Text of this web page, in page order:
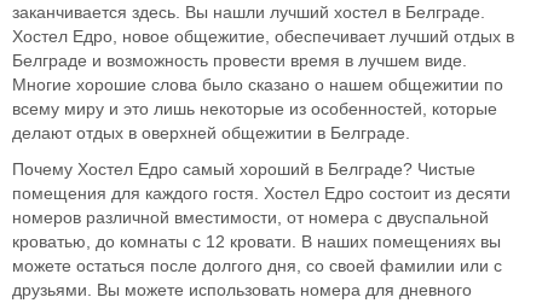
заканчивается здесь. Вы нашли лучший хостел в Белграде.
Хостел Едро, новое общежитие, обеспечивает лучший отдых в
Белграде и возможность провести время в лучшем виде.
Многие хорошие слова было сказано о нашем общежитии по
всему миру и это лишь некоторые из особенностей, которые
делают отдых в оверхней общежитии в Белграде.
Почему Хостел Едро самый хороший в Белграде? Чистые
помещения для каждого гостя. Хостел Едро ​​состоит из десяти
номеров различной вместимости, от номера с двуспальной
кроватью, до комнаты с 12 кровати. В наших помещениях вы
можете остаться после долгого дня, со своей фамилии или с
друзьями. Вы можете использовать номера для дневного